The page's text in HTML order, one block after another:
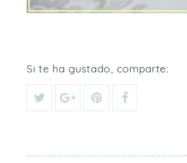
Si te ha gustado, comparte: